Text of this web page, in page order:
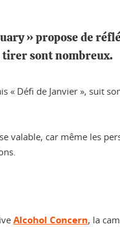
» propose de
tirer sont nombreux.
« Défi de Janvier », suit
valable, car même les
Alcohol Concern, la